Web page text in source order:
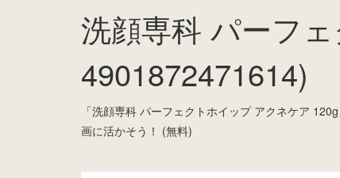
洗顔専科 パーフ
4901872471614)
「洗顔専科 パーフェクトホイップ アクネケア
画に活かそう！ (無料)